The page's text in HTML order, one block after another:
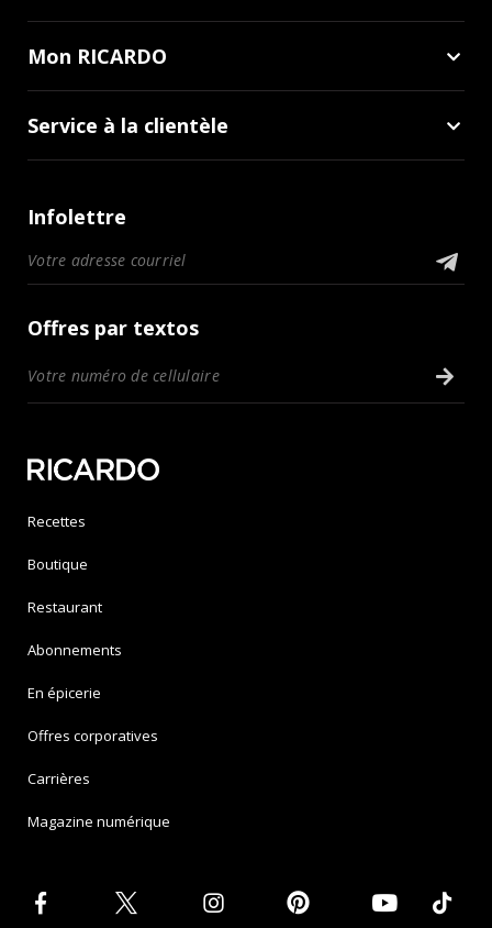
Mon RICARDO
Service à la clientèle
Infolettre
Offres par textos
Recettes
Boutique
Restaurant
Abonnements
En épicerie
Offres corporatives
Carrières
Magazine numérique